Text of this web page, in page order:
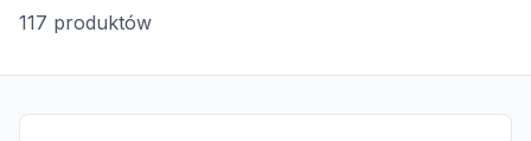
117 produktów